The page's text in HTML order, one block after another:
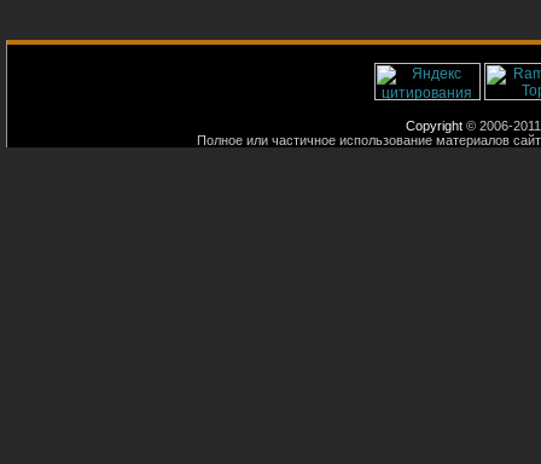
Copyright © 2006-
Полное или частичное использование материалов